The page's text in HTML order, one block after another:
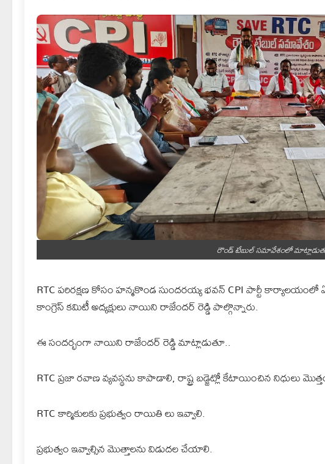
రౌండ్ టేబుల్ సమావేశంలో
RTC పరిరక్షణ కోసం హన్మకొండ సుందరయ్య భవన్ CPI పార్టీ
కాంగ్రెస్ కమిటీ అద్యక్షులు నాయిని రాజేందర్ రెడ్డి పాల్గొన్నారు.
ఈ సందర్భంగా నాయిని రాజేందర్ రెడ్డి మాట్లాడుతూ..
RTC ప్రజా రవాణ వ్యవస్థను కాపాడాలి, రాష్ట్ర బడ్జెట్లో కేటాయించిన నిధులు
RTC కార్మికులకు ప్రభుత్వం రాయితి లు ఇవ్వాలి.
ప్రభుత్వం ఇవ్వాల్సిన మొత్తాలను విడుదల చేయాలి.